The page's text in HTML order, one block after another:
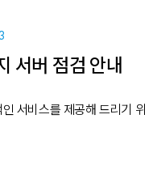
서버 점검 안내